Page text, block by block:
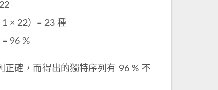
× 22）= 23 種
96 %
確，而得出的獨特序列有 96 % 不